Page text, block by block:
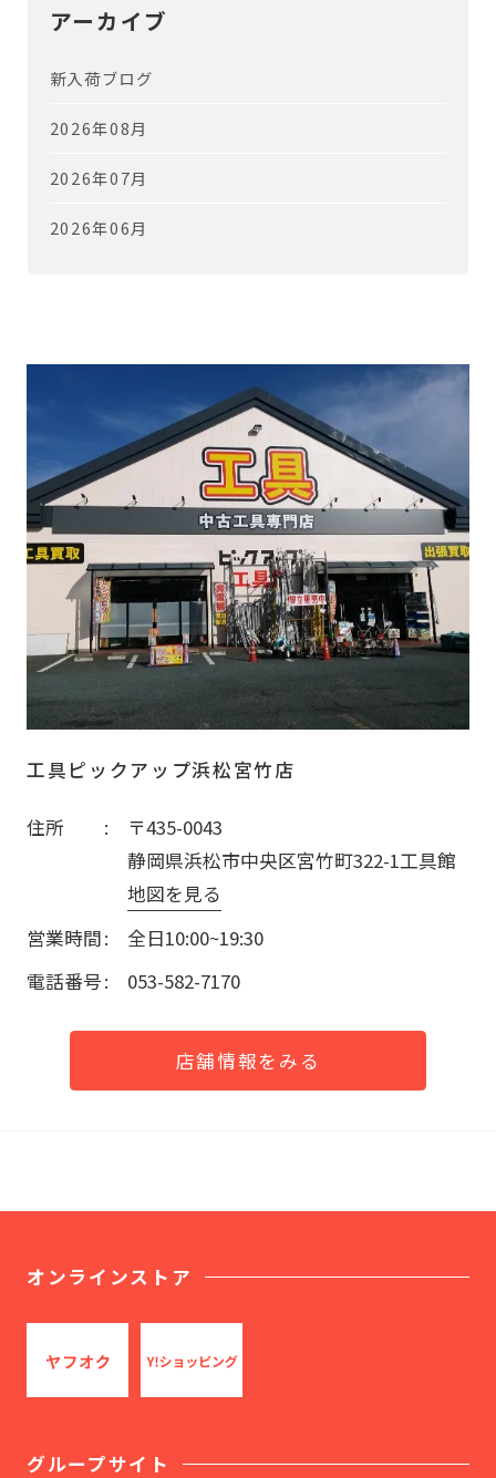
アーカイブ
新入荷ブログ
2026年08月
2026年07月
2026年06月
工具ピックアップ浜松宮竹店
住所
〒435-0043
静岡県浜松市中央区宮竹町322-1工具館
地図を見る
営業時間
全日10:00~19:30
電話番号
053-582-7170
店舗情報をみる
オンラインストア
グループサイト